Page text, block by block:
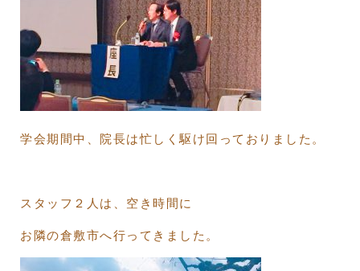
学会期間中、院長は忙しく駆け回っておりました。
スタッフ２人は、空き時間に
お隣の倉敷市へ行ってきました。